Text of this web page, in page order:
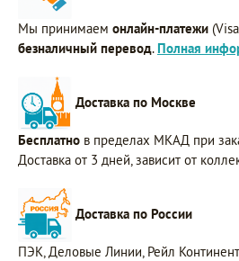
Мы принимаем онлайн-платежи
безналичный перевод. Полная
Доставка по Москве
Бесплатно в пределах МКАД при
Доставка от 3 дней, зависит от
Доставка по России
ПЭК, Деловые Линии, Рейл